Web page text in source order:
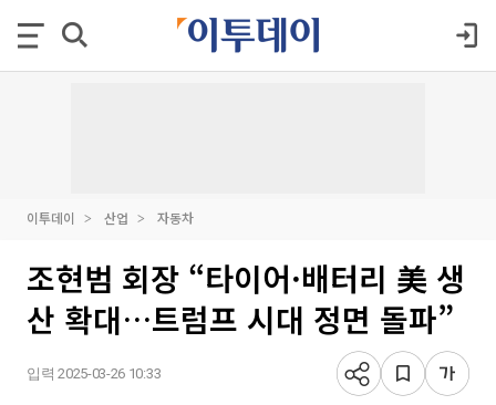
이투데이 산업 자동차
조현범 회장 “타이어·배터리 美 생
산 확대…트럼프 시대 정면 돌파”
입력 2025-03-26 10:33